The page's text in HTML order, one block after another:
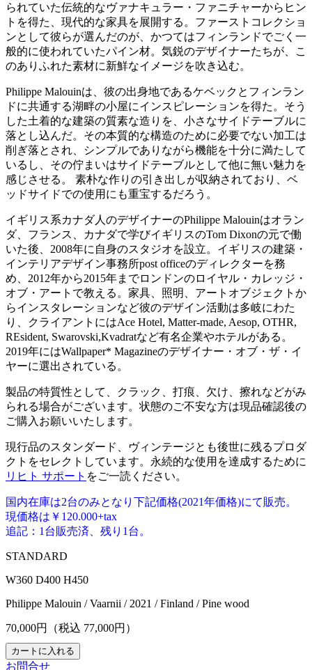
られていた伝統的なヴァナキュラー・ファニチャーからヒン
トを得た、現代的な家具を展開する。ファーストコレクショ
ンとして彼らが選んだのが、かつてはフィンランドでごく一
般的に使われていたパイン材。気鋭のデザイナーたちが、こ
のありふれた素材に新鮮なイメージを吹き込む。
Philippe Malouinは、彼の出身地であるケベックとフィンラン
ドに共通する湖畔の小屋にインスピレーションを得た。そう
した土着的な建築の質素な造りを、小さなサイドテーブルに
落とし込んだ。その本質的な構造のために必要でない加工は
削ぎ落とされ、シンプルでありながら機能を十分に満たして
いるし、その佇まいはサイドテーブルとして他に無い魅力を
感じさせる。 素朴な作りの引き出しが収納されており、ベ
ッドサイドでの使用にも重宝するだろう。
イギリス系カナダ人のデザイナーのPhilippe Malouinはオラン
ダ、フランス、カナダで学びイギリスのTom Dixonの元で働
いた後、2008年に自身のスタジオを設立。イギリスの建築・
インテリアデザイン事務所post officeのディレクターを務
め、2012年から2015年までロンドンのロイヤル・カレッジ・
オブ・アートで教える。家具、照明、アートオブジェクトか
らインスタレーションなど彼のデザイン活動は多岐にわた
り、クライアントにはAce Hotel, Matter-made, Aesop, OTHR,
REsident, Swarovski,Kvadratなど有名企業やホテルがある。
2019年にはWallpaper* Magazineのデザイナー・オブ・ザ・イ
ヤーに選出されている。
製品の特質性として、クラック、打痕、欠け、擦れなどがみ
られる場合がございます。状態のご不安な方は現品確認後の
ご購入お願いいたします。
現行品のスタンダード、ヴィンテージとも後世に残るプロダ
クトをセレクトしています。永続的な使用を達成するために
リヒト サポート をご一読ください。
国内在庫は2台のみとなり下記価格(2021年価格)にて販売。
現価格は￥120.000+tax
追記：1台販売済、残り1台。
STANDARD
W360 D400 H450
Philippe Malouin / Vaarnii / 2021 / Finland / Pine wood
70,000円（税込 77,000円）
お問合せ